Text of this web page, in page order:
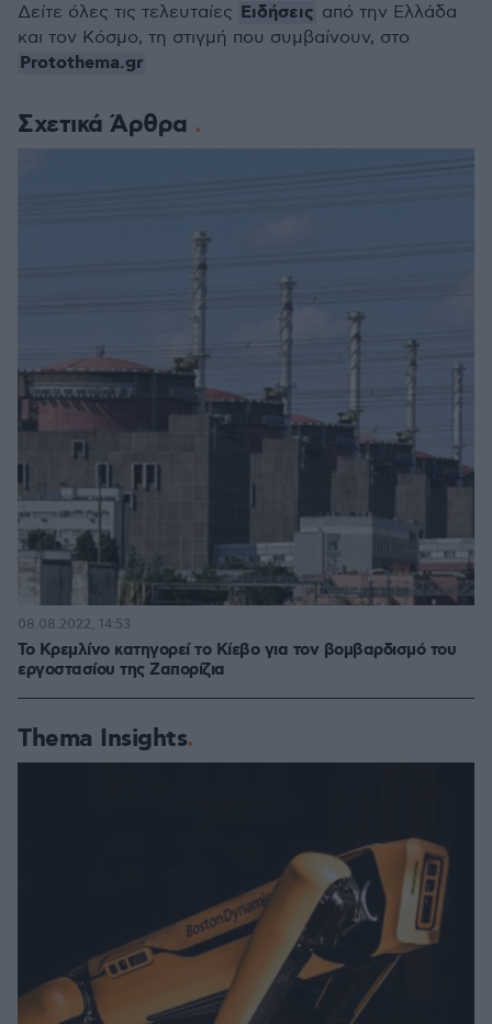
Σχετικά Άρθρα
Το Κρεμλίνο κατηγορεί το Κίεβο για τον βομβαρδισμό του
εργοστασίου της Ζαπορίζια
08.08.2022, 14:53
Thema Insights
Δείτε όλες τις τελευταίες Ειδήσεις από την Ελλάδα
και τον Κόσμο, τη στιγμή που συμβαίνουν, στο
Protothema.gr